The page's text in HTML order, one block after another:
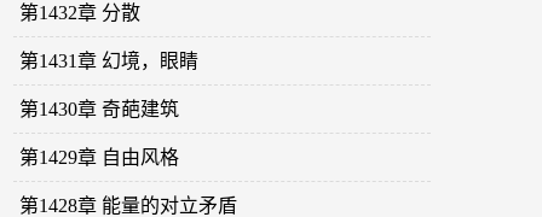
第1432章 分散
第1431章 幻境，眼睛
第1430章 奇葩建筑
第1429章 自由风格
第1428章 能量的对立矛盾